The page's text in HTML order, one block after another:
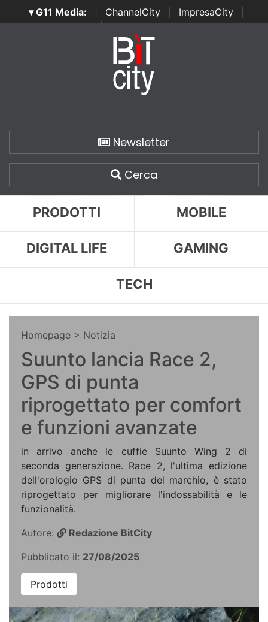
▾ G11 Media: ChannelCity ImpresaCity
SecurityOpenLab | Italian Channel Awards | Italian
Italian Security Awards
Newsletter
Cerca
PRODOTTI MOBILE
DIGITAL LIFE GAMING
TECH
Homepage > Notizia
Suunto lancia Race 2,
GPS di punta
riprogettato per comfort
e funzioni avanzate
in arrivo anche le cuffie Suunto Wing 2 di
seconda generazione. Race 2, l'ultima edizione
dell'orologio GPS di punta del marchio, è stato
riprogettato per migliorare l'indossabilità e le
funzionalità.
Autore:
Redazione BitCity
Pubblicato il: 27/08/2025
Prodotti